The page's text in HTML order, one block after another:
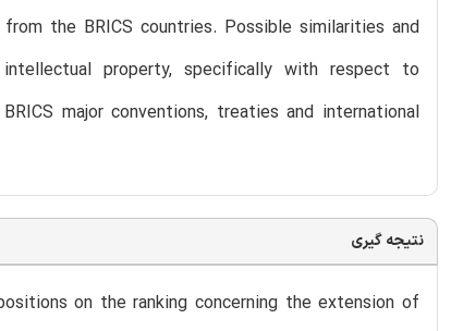
the BRICS countries. Possible similarities and
property, specifically with respect to
major conventions, treaties and international
نتیجه گیری
on the ranking concerning the extension of